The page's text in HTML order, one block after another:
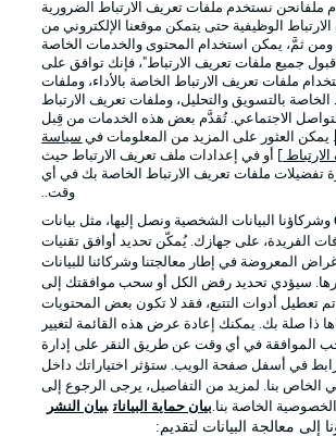
الإخطارات القانونية
الوظائف
تواصل معنا
ملفانحن نستخدم ملفات تعريف الارتباط الضرورية
الوظيفية حتى يتمكن موقعنا الإلكتروني من
ثمَّ، يمكن استخدام المحتوى والخدمات الخاصة
جميع ملفات تعريف الارتباط"، فإنك توافق على
ملفات تعريف الارتباط الخاصة بالأداء، وملفات
الخاصة بالتسويق والتحليل، وملفات تعريف الارتباط
الاجتماعي. تُقدَّم بعض هذه الخدمات من قِبل
. يمكن العثور على المزيد من المعلومات في سياسة
] أو في إعدادات ملف تعريف الارتباط حيث
تفضيلات ملفات تعريف الارتباط الخاصة بك في أي
وقت..
وشركاؤنا البيانات الشخصية ونصل إليها، مثل بيانات
الفريدة، على جهازك. يُمكّن تحديد أوافق تقنيات
المعروضة في إطار معالجتنا وشركائنا للبيانات
سيؤدي تحديد رفض الكل أو سحب موافقتك إلى
تم تعطيل أدوات التتبع، فقد لا تكون بعض المحتويات
ذا صلة بك. يمكنك إعادة عرض هذه القائمة لتغيير
الموافقة في أي وقت عن طريق النقر على إدارة
في أسفل صفحة الويب. ستؤثر اختياراتك داخل
الخاص بنا. لمزيد من التفاصيل، يرجى الرجوع إلى
الخاصة بنا.بيان حماية البيانات بيان النشر
إلى معالجة البيانات لتقديم: